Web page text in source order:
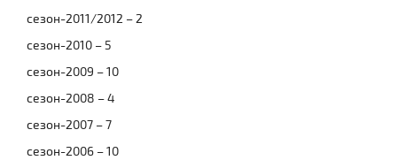
сезон-2011/2012 – 2
сезон-2010 – 5
сезон-2009 – 10
сезон-2008 – 4
сезон-2007 – 7
сезон-2006 – 10